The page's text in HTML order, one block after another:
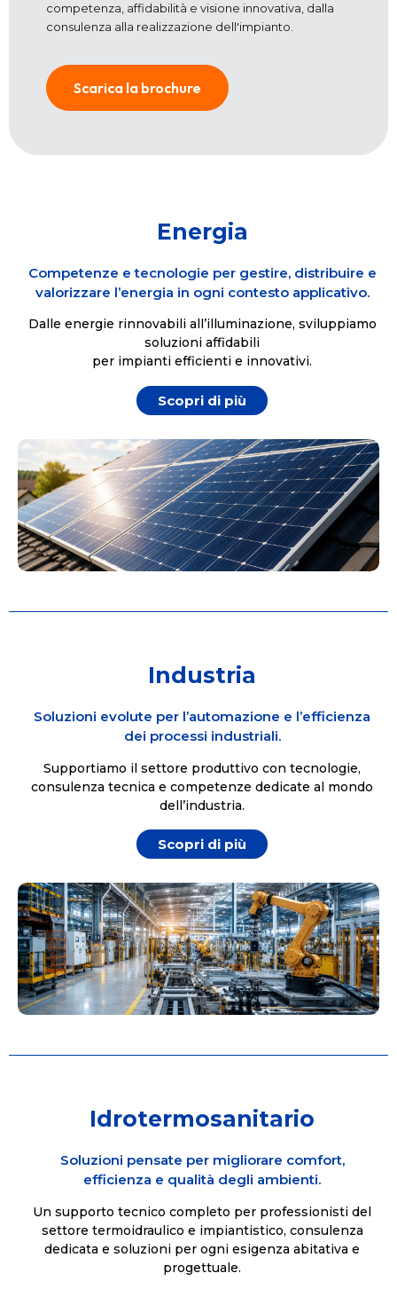
competenza, affidabilità e visione innovativa, dalla
consulenza alla realizzazione dell'impianto.
Scarica la brochure
Energia
Competenze e tecnologie per gestire, distribuire e
valorizzare l’energia in ogni contesto applicativo.
Dalle energie rinnovabili all’illuminazione, sviluppiamo
soluzioni affidabili
per impianti efficienti e innovativi.
Scopri di più
Industria
Soluzioni evolute per l’automazione e l’efficienza
dei processi industriali.
Supportiamo il settore produttivo con tecnologie,
consulenza tecnica e competenze dedicate al mondo
dell’industria.
Scopri di più
Idrotermosanitario
Soluzioni pensate per migliorare comfort,
efficienza e qualità degli ambienti.
Un supporto tecnico completo per professionisti del
settore termoidraulico e impiantistico, consulenza
dedicata e soluzioni per ogni esigenza abitativa e
progettuale.